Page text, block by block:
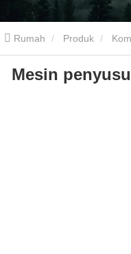
Rumah Produk
veneer
Mesin